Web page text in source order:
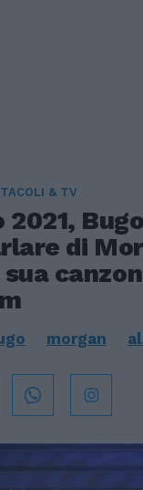
& TV
2021,
di
morgan